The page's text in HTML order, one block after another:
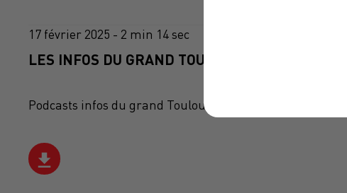
17 février 2025 - 2 min 14 sec
LES INFOS DU GRAND TOULOUSE DU 17/02/
Podcasts infos du grand Toulouse